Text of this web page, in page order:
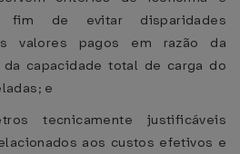
fim de evitar disparidades
valores pagos em razão da
capacidade total de carga do
e
tecnicamente justificáveis
aos custos efetivos e